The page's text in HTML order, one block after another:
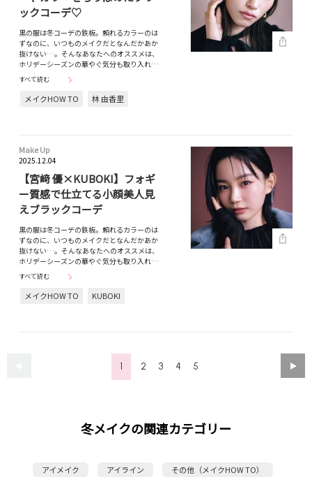
ックコーデ♡
黒の服は冬コーデの鉄板。頼れるカラーのは
ずなのに、いつものメイクだとなんだかあか
抜けない…。そんなあなたへのオススメは、
ホリデーシーズンの華やぐ気分も取り入れ…
すべて読む
メイクHOW TO 林 由香里
Make Up
2025.12.04
【宮﨑 優×KUBOKI】フォギ
ー質感で仕立てる小顔美人見
えブラックコーデ
黒の服は冬コーデの鉄板。頼れるカラーのは
ずなのに、いつものメイクだとなんだかあか
抜けない…。そんなあなたへのオススメは、
ホリデーシーズンの華やぐ気分も取り入れ…
すべて読む
メイクHOW TO KUBOKI
1 2 3 4 5
冬メイクの関連カテゴリー
アイメイク アイライン
その他（メイクHOW TO）